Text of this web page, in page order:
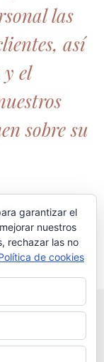
las
así
el
sobre su
los derechos
//Política de
garantizar el
nuestros
rechazar las no
de cookies